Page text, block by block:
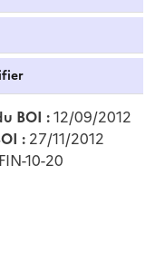
BOI :12/09/2012
: 27/11/2012
10-20
pdf